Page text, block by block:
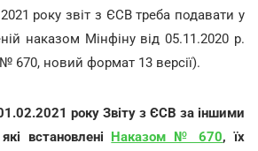
року звіт з ЄСВ треба подавати у
наказом Мінфіну від 05.11.2020 р.
670, новий формат 13 версії).
року Звіту з ЄСВ за іншими
встановлені Наказом № 670, їх